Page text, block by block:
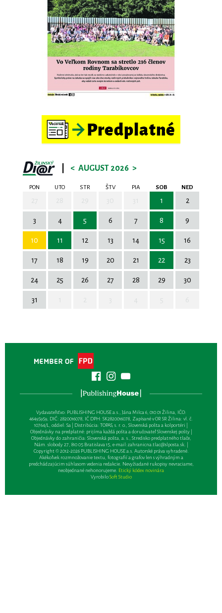
< AUGUST 2026 >
PON UTO STR ŠTV PIA SOB NED
1 2
3 4 5 6 7 8 9
10 11 12 13 14 15 16
17 18 19 20 21 22 23
24 25 26 27 28 29 30
31
Vydavateľsťvo: PUBLISHING HOUSE a.s., Jána Milca 6, 010 01 Žilina, IČO:
46495959, DIČ: 2820016078, IČ DPH: SK2820016078, Zapísané v OR SR Žilina: vl. č.
10764/L, oddiel: Sa | Distribúcia: TOPAS, s. r. o., Slovenská pošta a kolportéri |
Objednávky na predplatné: prijíma každá pošta a doručovateľ Slovenskej pošty |
Objednávky do zahraničia: Slovenská pošta, a. s., Stredisko predplatného tlače,
Nám. slobody 27, 810 05 Bratislava 15, e-mail:zahranicna.tlac@slposta.sk. |
Copyright © 2012-2026 PUBLISHING HOUSE a.s. Autorské práva vyhradené.
Akékoľvek rozmnožovanie textu, fotografií a grafov len s výhradným a
predchádzajúcim súhlasom vedenia redakcie. Nevyžiadané rukopisy nevraciame,
neobjednané nehonorujeme. Etický kódex novinára
VyrobiloSoft Studio